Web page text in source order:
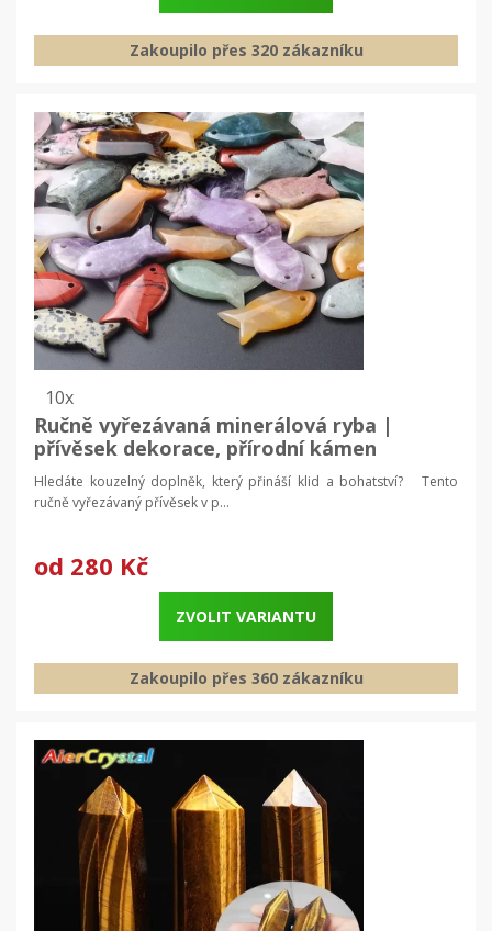
Zakoupilo přes 320 zákazníku
10x
Ručně vyřezávaná minerálová ryba |
přívěsek dekorace, přírodní kámen
Hledáte kouzelný doplněk, který přináší klid a bohatství? Tento
ručně vyřezávaný přívěsek v p...
od 280 Kč
ZVOLIT VARIANTU
Zakoupilo přes 360 zákazníku